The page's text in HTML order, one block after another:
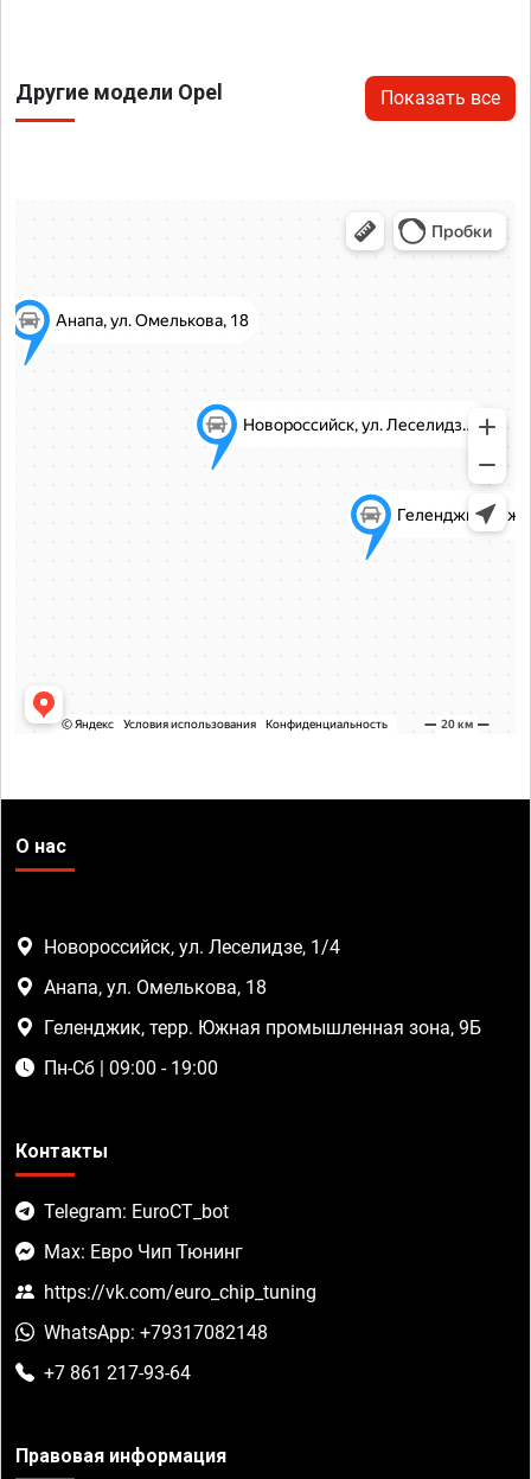
Другие модели Opel Показать все
О нас
Новороссийск, ул. Леселидзе, 1/4
Анапа, ул. Омелькова, 18
Геленджик, терр. Южная промышленная зона, 9Б
Пн-Сб | 09:00 - 19:00
Контакты
Telegram: EuroCT_bot
Max: Евро Чип Тюнинг
https://vk.com/euro_chip_tuning
WhatsApp: +79317082148
+7 861 217-93-64
Правовая информация